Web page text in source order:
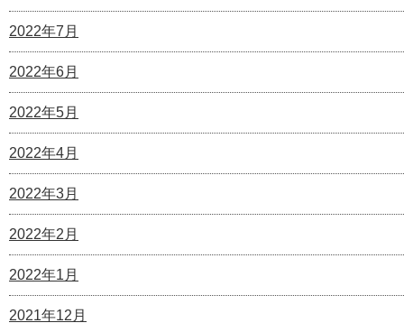
2022年7月
2022年6月
2022年5月
2022年4月
2022年3月
2022年2月
2022年1月
2021年12月